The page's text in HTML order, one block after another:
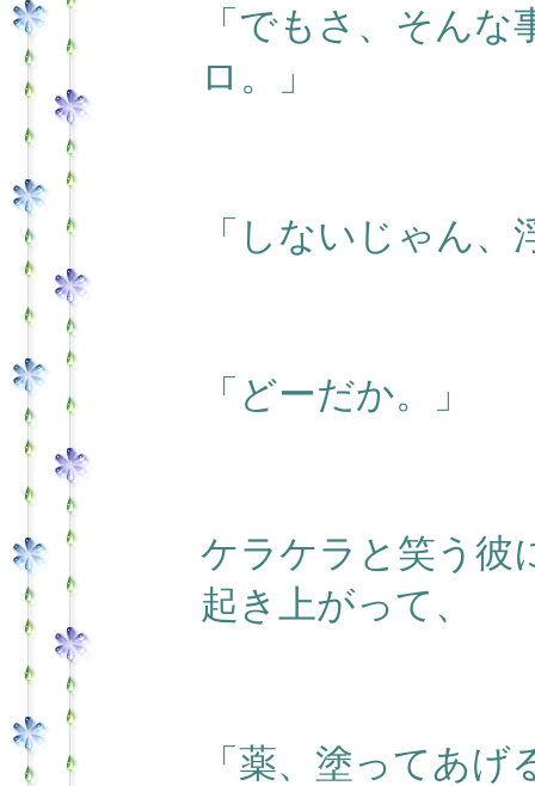
「でもさ、そん
ロ。」
「しないじゃん
「どーだか。」
ケラケラと笑う彼
起き上がって、
「薬、塗ってあげ